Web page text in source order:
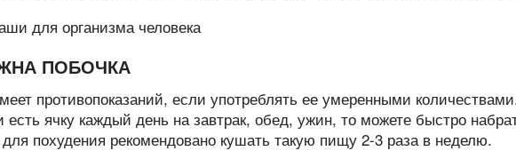
ПОБОЧКА
противопоказаний, если употреблять ее умеренными
ячку каждый день на завтрак, обед, ужин, то можете быстро
похудения рекомендовано кушать такую пищу 2-3 раза в неделю.